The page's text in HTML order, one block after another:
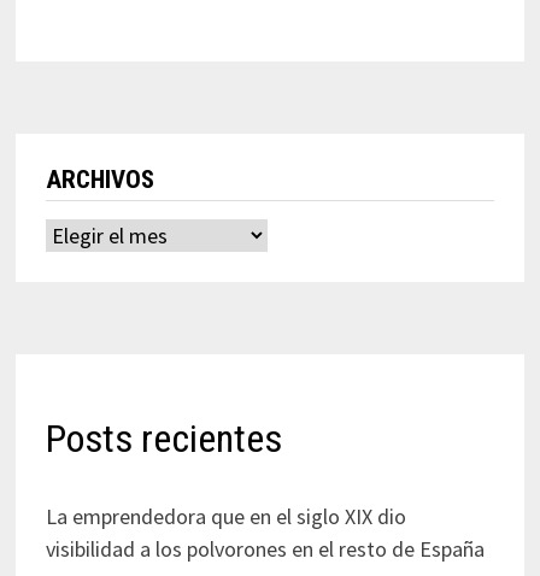
ARCHIVOS
Archivos
Posts recientes
La emprendedora que en el siglo XIX dio
visibilidad a los polvorones en el resto de España